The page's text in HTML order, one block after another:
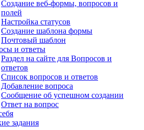
Создание веб-формы, вопросов и
полей
Настройка статусов
Создание шаблона формы
Почтовый шаблон
и ответы
Раздел на сайте для Вопросов и
ответов
Список вопросов и ответов
Добавление вопроса
Сообщение об успешном создании
Ответ на вопрос
задания